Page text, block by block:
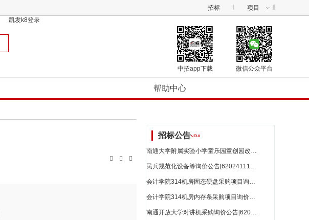
招标
项目
凯发k8登录
微信公众平台
中招app下载
帮助中心



招标公告
南通大学附属实验小学童乐园童创园改造项目_江苏省招标
民兵规范化设备等询价公告[62024111875946487]_江苏省招标
会计学院314机房固态硬盘采购项目询价公告[62024112348193287]_江苏省招标
会计学院314机房内存条采购项目询价公告[62024112313500953]_江苏省招标
南通开放大学对讲机采购询价公告[62024112353622156]_江苏省招标